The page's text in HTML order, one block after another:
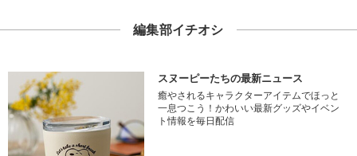
編集部イチオシ
スヌーピーたちの最新ニュース
癒やされるキャラクターアイテムでほっと
一息つこう！かわいい最新グッズやイベン
ト情報を毎日配信